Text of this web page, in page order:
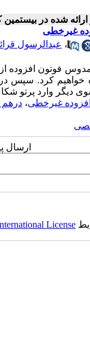
غیرخطی
، عبدالرسول
افزوده از
کرد. سپس
دیگر وارد پرتو
غیرخطی، درهم
ارسال
License